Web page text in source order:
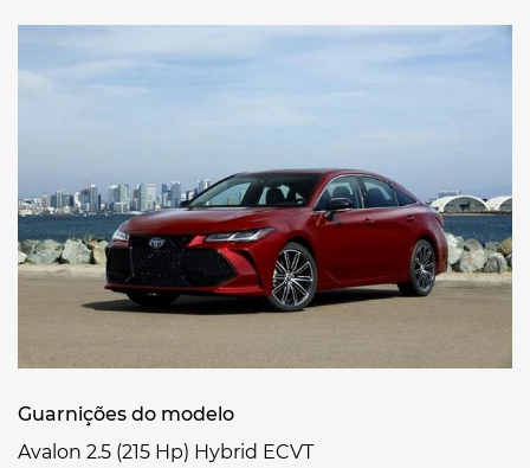
Guarnições do modelo
Avalon 2.5 (215 Hp) Hybrid ECVT